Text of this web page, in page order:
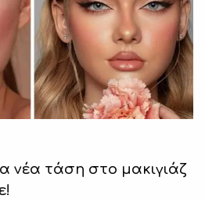
νέα τάση στο μακιγιάζ